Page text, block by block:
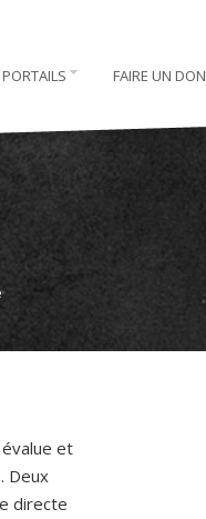
PORTAILS FAIRE UN DON
et
Deux
directe